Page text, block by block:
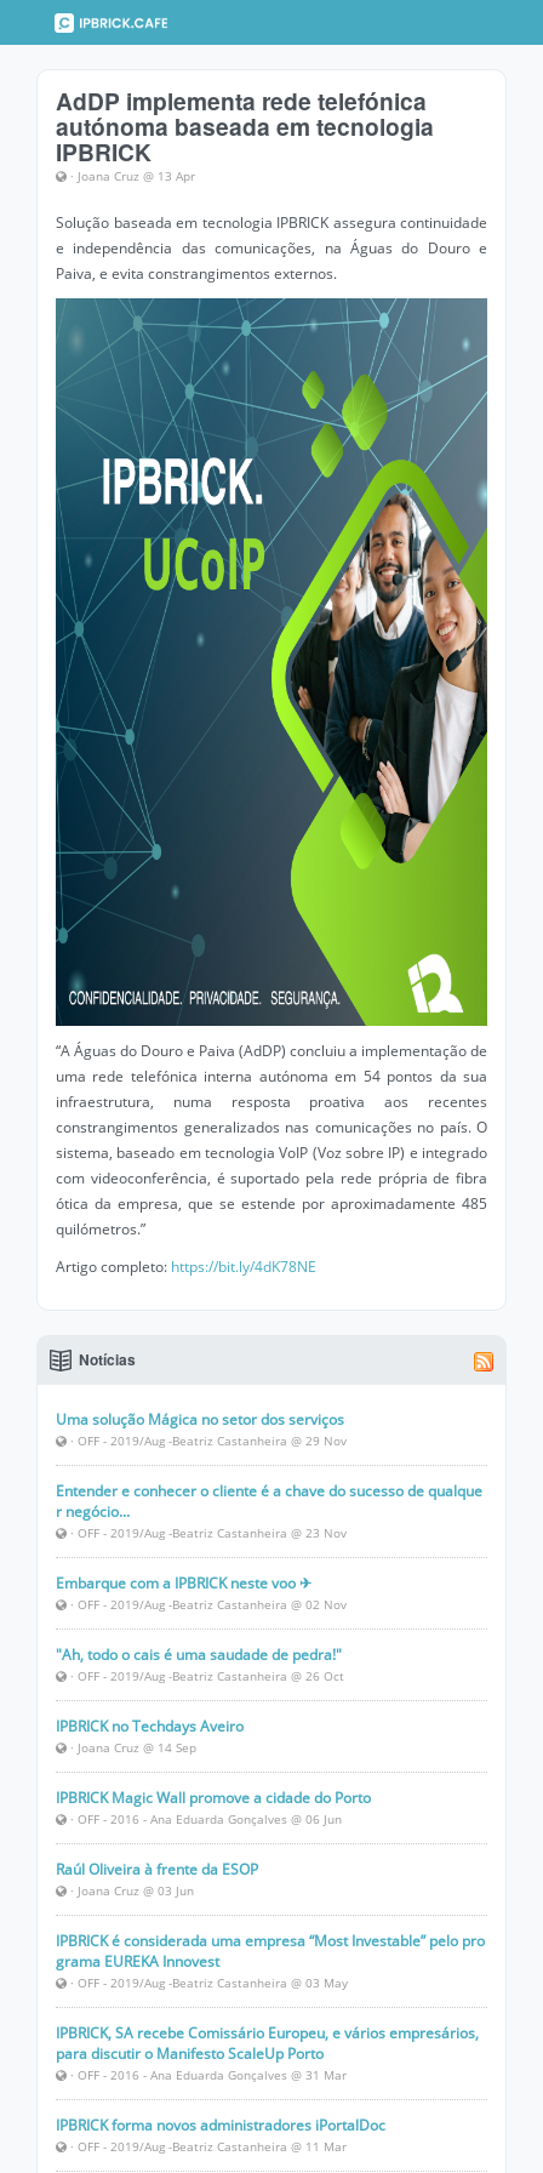
AdDP implementa rede telefónica
autónoma baseada em tecnologia
IPBRICK
· Joana Cruz @ 13 Apr
Solução baseada em tecnologia IPBRICK assegura continuidade
e independência das comunicações, na Águas do Douro e
Paiva, e evita constrangimentos externos.
“A Águas do Douro e Paiva (AdDP) concluiu a implementação de
uma rede telefónica interna autónoma em 54 pontos da sua
infraestrutura, numa resposta proativa aos recentes
constrangimentos generalizados nas comunicações no país. O
sistema, baseado em tecnologia VoIP (Voz sobre IP) e integrado
com videoconferência, é suportado pela rede própria de fibra
ótica da empresa, que se estende por aproximadamente 485
quilómetros.”
Artigo completo: https://bit.ly/4dK78NE
Notícias
Uma solução Mágica no setor dos serviços
· OFF - 2019/Aug -Beatriz Castanheira @ 29 Nov
Entender e conhecer o cliente é a chave do sucesso de qualque
r negócio...
· OFF - 2019/Aug -Beatriz Castanheira @ 23 Nov
Embarque com a IPBRICK neste voo ✈
· OFF - 2019/Aug -Beatriz Castanheira @ 02 Nov
"Ah, todo o cais é uma saudade de pedra!"
· OFF - 2019/Aug -Beatriz Castanheira @ 26 Oct
IPBRICK no Techdays Aveiro
· Joana Cruz @ 14 Sep
IPBRICK Magic Wall promove a cidade do Porto
· OFF - 2016 - Ana Eduarda Gonçalves @ 06 Jun
Raúl Oliveira à frente da ESOP
· Joana Cruz @ 03 Jun
IPBRICK é considerada uma empresa “Most Investable” pelo pro
grama EUREKA Innovest
· OFF - 2019/Aug -Beatriz Castanheira @ 03 May
IPBRICK, SA recebe Comissário Europeu, e vários empresários,
para discutir o Manifesto ScaleUp Porto
· OFF - 2016 - Ana Eduarda Gonçalves @ 31 Mar
IPBRICK forma novos administradores iPortalDoc
· OFF - 2019/Aug -Beatriz Castanheira @ 11 Mar